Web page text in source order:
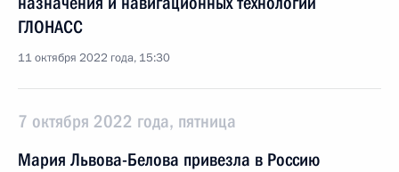
ГЛОНАСС
11 октября 2022 года, 15:30
7 октября 2022 года, пятница
Мария Львова-Белова привезла в Россию